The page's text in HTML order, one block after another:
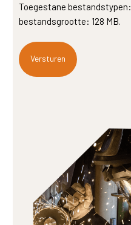
Toegestane bestandstypen:
bestandsgrootte: 128 MB.